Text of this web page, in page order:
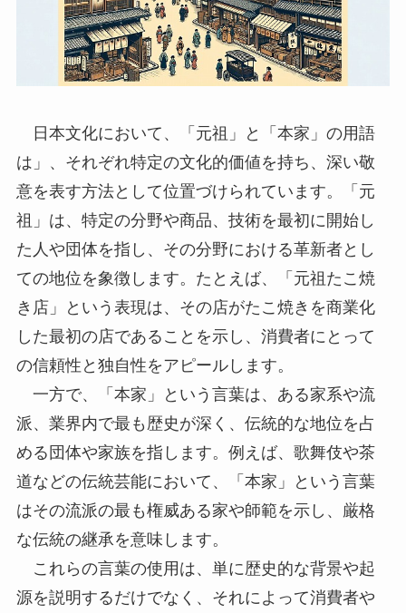
日本文化において、「元祖」と「本家」の用語
は」、それぞれ特定の文化的価値を持ち、深い敬
意を表す方法として位置づけられています。「元
祖」は、特定の分野や商品、技術を最初に開始し
た人や団体を指し、その分野における革新者とし
ての地位を象徴します。たとえば、「元祖たこ焼
き店」という表現は、その店がたこ焼きを商業化
した最初の店であることを示し、消費者にとって
の信頼性と独自性をアピールします。
一方で、「本家」という言葉は、ある家系や流
派、業界内で最も歴史が深く、伝統的な地位を占
める団体や家族を指します。例えば、歌舞伎や茶
道などの伝統芸能において、「本家」という言葉
はその流派の最も権威ある家や師範を示し、厳格
な伝統の継承を意味します。
これらの言葉の使用は、単に歴史的な背景や起
源を説明するだけでなく、それによって消費者や